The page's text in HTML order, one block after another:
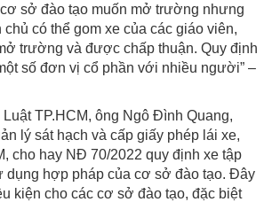
sở đào tạo muốn mở trường nhưng
chủ có thể gom xe của các giáo viên,
trường và được chấp thuận. Quy định
số đơn vị cổ phần với nhiều người” –
TP.HCM, ông Ngô Đình Quang,
lý sát hạch và cấp giấy phép lái xe,
cho hay NĐ 70/2022 quy định xe tập
dụng hợp pháp của cơ sở đào tạo. Đây
kiện cho các cơ sở đào tạo, đặc biệt